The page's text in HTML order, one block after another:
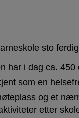
sto
har i dag ca.
som en
og et
etter